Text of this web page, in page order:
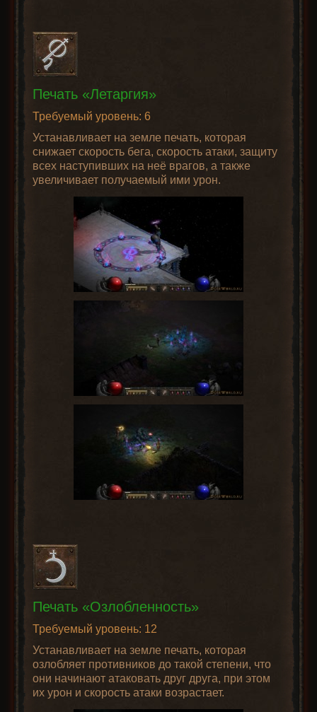
Печать «Летаргия»
Требуемый уровень: 6
Устанавливает на земле печать, которая
снижает скорость бега, скорость атаки, защиту
всех наступивших на неё врагов, а также
увеличивает получаемый ими урон.
Печать «Озлобленность»
Требуемый уровень: 12
Устанавливает на земле печать, которая
озлобляет противников до такой степени, что
они начинают атаковать друг друга, при этом
их урон и скорость атаки возрастает.